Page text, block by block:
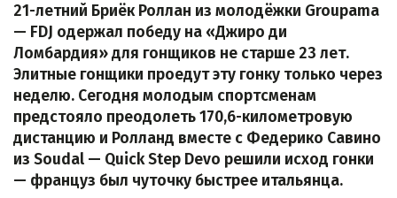
21-летний Бриёк Роллан из молодёжки Groupama
— FDJ одержал победу на «Джиро ди
Ломбардия» для гонщиков не старше 23 лет.
Элитные гонщики проедут эту гонку только через
неделю. Сегодня молодым спортсменам
предстояло преодолеть 170,6-километровую
дистанцию и Ролланд вместе с Федерико Савино
из Soudal — Quick Step Devo решили исход гонки
— француз был чуточку быстрее итальянца.